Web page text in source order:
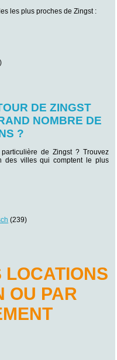
les plus proches de Zingst :
DE ZINGST
NOMBRE DE
?
de Zingst ? Trouvez
des villes qui comptent le plus
(239)
LOCATIONS
OU PAR